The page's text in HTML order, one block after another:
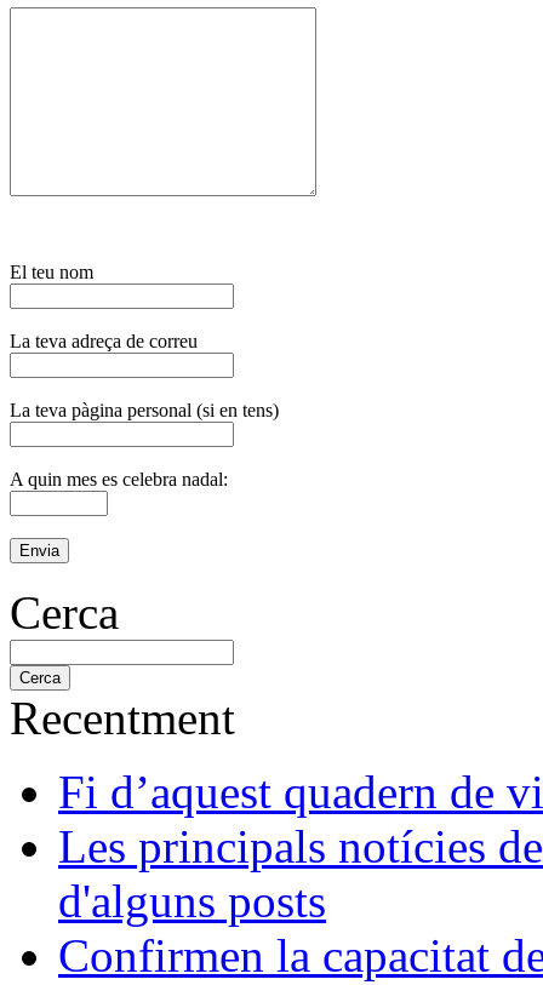
El teu nom
La teva adreça de correu
La teva pàgina personal (si en tens)
A quin mes es celebra nadal:
Cerca
Recentment
Fi d’aquest quadern de
Les principals notícies
d'alguns posts
Confirmen la capacitat